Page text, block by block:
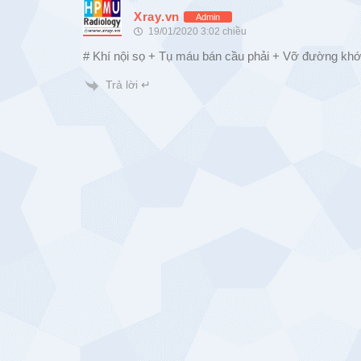
Xray.vn Admin
19/01/2020 3:02 chiều
# Khí nội sọ + Tụ máu bán cầu phải + Vỡ đường
Trả lời ↵